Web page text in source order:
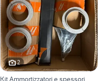
2
Kit Ammortizzatori e spessori